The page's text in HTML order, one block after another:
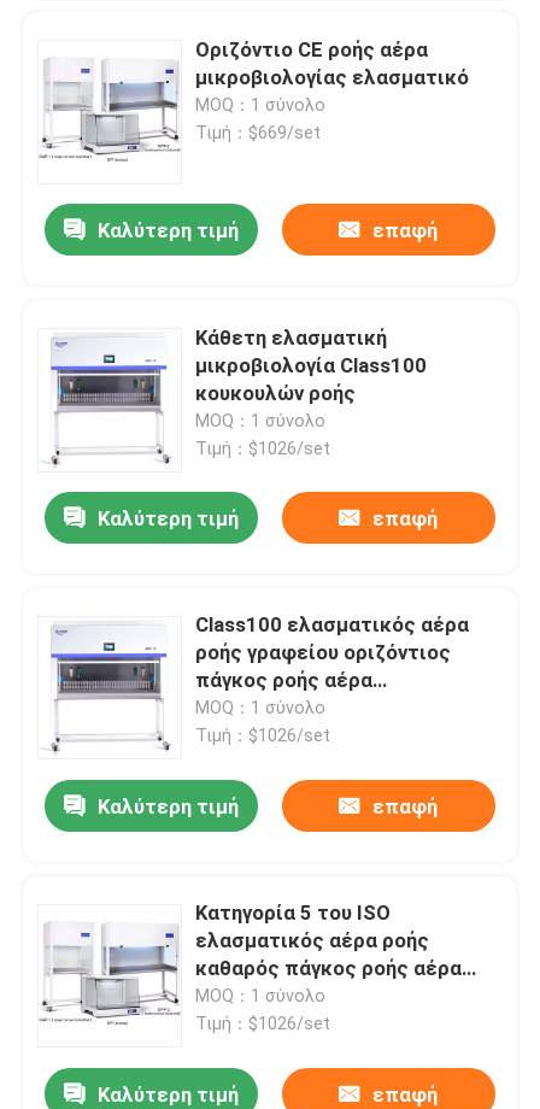
Οριζόντιο CE ροής αέρα
μικροβιολογίας ελασματικό
MOQ：1 σύνολο
Τιμή：$669/set
Καλύτερη τιμή επαφή
Κάθετη ελασματική
μικροβιολογία Class100
κουκουλών ροής
MOQ：1 σύνολο
Τιμή：$1026/set
Καλύτερη τιμή επαφή
Class100 ελασματικός αέρα
ροής γραφείου οριζόντιος
πάγκος ροής αέρα
εργαστηρίων ελασματικός
MOQ：1 σύνολο
Τιμή：$1026/set
Καλύτερη τιμή επαφή
Κατηγορία 5 του ISO
ελασματικός αέρα ροής
καθαρός πάγκος ροής αέρα
γραφείου κάθετος
ελασματικός για το
MOQ：1 σύνολο
Τιμή：$1026/set
Καλύτερη τιμή επαφή